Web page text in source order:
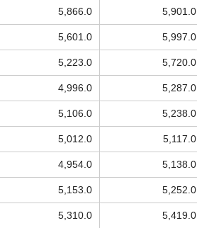
5,866.0 5,901.0
5,601.0 5,997.0
5,223.0 5,720.0
4,996.0 5,287.0
5,106.0 5,238.0
5,012.0 5,117.0
4,954.0 5,138.0
5,153.0 5,252.0
5,310.0 5,419.0